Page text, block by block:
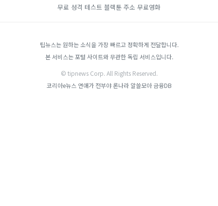
무료 성격 테스트 블랙툰 주소 무료영화
팁뉴스는 원하는 소식을 가장 빠르고 정확하게 전달합니다.
본 서비스는 포털 사이트와 무관한 독립 서비스입니다.
© tipnews Corp. All Rights Reserved.
코리아e뉴스 연애가 전부야 론나라 알쓸모아 금융DB